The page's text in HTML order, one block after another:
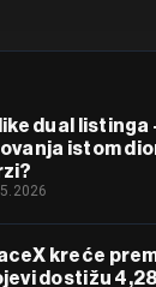
dual
istom
kreće
dostižu